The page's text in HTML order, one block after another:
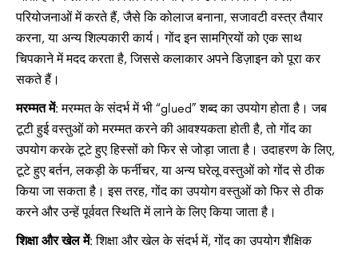
परियोजनाओं में करते हैं, जैसे कि कोलाज बनाना, सजावटी वस्त्र तैयार
करना, या अन्य शिल्पकारी कार्य। गोंद इन सामग्रियों को एक साथ
चिपकाने में मदद करता है, जिससे कलाकार अपने डिज़ाइन को पूरा कर
सकते हैं।
मरम्मत में: मरम्मत के संदर्भ में भी “glued” शब्द का उपयोग होता है। जब
टूटी हुई वस्तुओं को मरम्मत करने की आवश्यकता होती है, तो गोंद का
उपयोग करके टूटे हुए हिस्सों को फिर से जोड़ा जाता है। उदाहरण के लिए,
टूटे हुए बर्तन, लकड़ी के फर्नीचर, या अन्य घरेलू वस्तुओं को गोंद से ठीक
किया जा सकता है। इस तरह, गोंद का उपयोग वस्तुओं को फिर से ठीक
करने और उन्हें पूर्ववत स्थिति में लाने के लिए किया जाता है।
शिक्षा और खेल में: शिक्षा और खेल के संदर्भ में, गोंद का उपयोग शैक्षिक